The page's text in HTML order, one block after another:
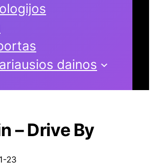
dainos
– Drive By
23